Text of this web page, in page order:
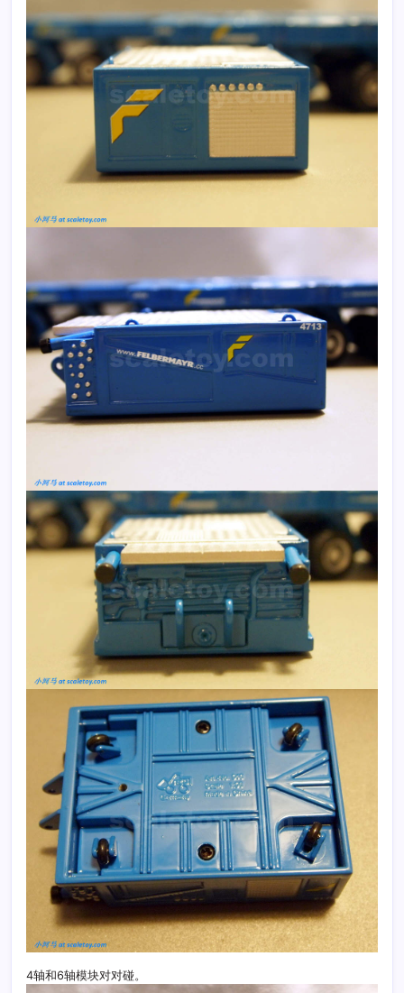
4轴和6轴模块对对碰。